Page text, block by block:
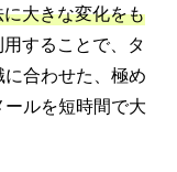
大きな変化をも
することで、タ
合わせた、極め
ルを短時間で大